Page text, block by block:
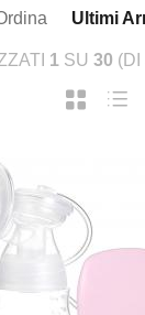
Ultimi
1 SU 30 (DI